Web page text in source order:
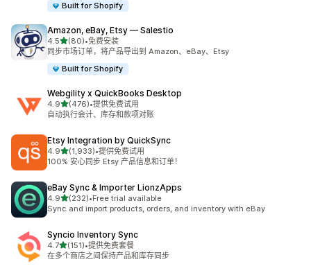
Built for Shopify
Amazon, eBay, Etsy — Salestio
4.5星（满分 5 星）
(80)
总共 80 条评论
•免费安装
同步市场订单，将产品导出到 Amazon、eBay、Etsy
Built for Shopify
Webgility x QuickBooks Desktop
4.9星（满分 5 星）
(476)
总共 476 条评论
•提供免费试用
自动执行会计、库存和款项对账
Etsy Integration by QuickSync
4.9星（满分 5 星）
(1,933)
总共 1933 条评论
•提供免费试用
100% 安心同步 Etsy 产品信息和订单！
eBay Sync & Importer LionzApps
4.9星（满分 5 星）
(232)
总共 232 条评论
•Free trial available
Sync and import products, orders, and inventory with eBay
Syncio Inventory Sync
4.7星（满分 5 星）
(151)
总共 151 条评论
•提供免费套餐
在多个商店之间保持产品和库存同步